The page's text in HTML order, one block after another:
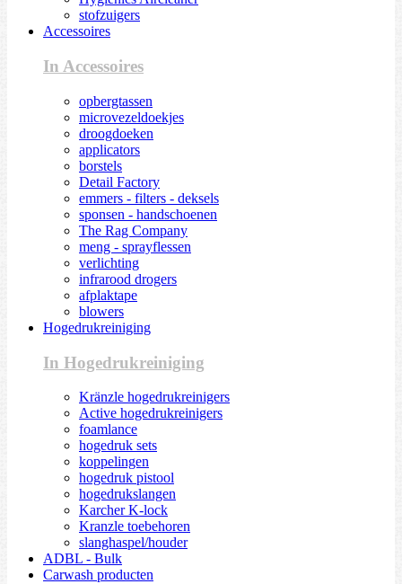
stofzuigers
Accessoires
In Accessoires
opbergtassen
microvezeldoekjes
droogdoeken
applicators
borstels
Detail Factory
emmers - filters - deksels
sponsen - handschoenen
The Rag Company
meng - sprayflessen
verlichting
infrarood drogers
afplaktape
blowers
Hogedrukreiniging
In Hogedrukreiniging
Kränzle hogedrukreinigers
Active hogedrukreinigers
foamlance
hogedruk sets
koppelingen
hogedruk pistool
hogedrukslangen
Karcher K-lock
Kranzle toebehoren
slanghaspel/houder
ADBL - Bulk
Carwash producten